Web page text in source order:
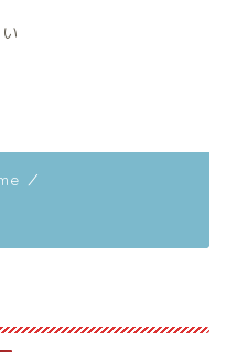
／